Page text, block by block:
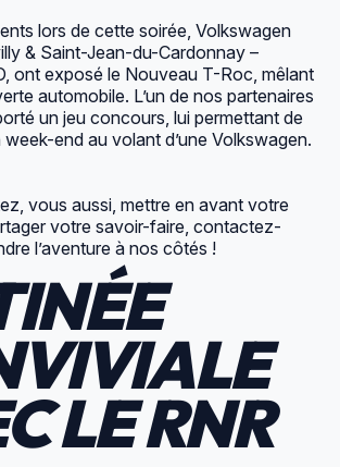
lors de cette soirée, Volkswagen
& Saint-Jean-du-Cardonnay –
, ont exposé le Nouveau T-Roc, mêlant
automobile. L’un de nos partenaires
un jeu concours, lui permettant de
end au volant d’une Volkswagen.
vous aussi, mettre en avant votre
votre savoir-faire, contactez-
l’aventure à nos côtés !
LE RNR